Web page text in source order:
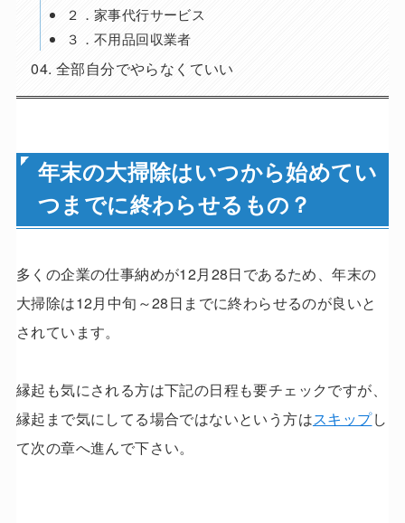
２．家事代行サービス
３．不用品回収業者
全部自分でやらなくていい
年末の大掃除はいつから始めてい
つまでに終わらせるもの？
多くの企業の仕事納めが12月28日であるため、年末の
大掃除は12月中旬～28日までに終わらせるのが良いと
されています。
縁起も気にされる方は下記の日程も要チェックですが、
縁起まで気にしてる場合ではないという方はスキップし
て次の章へ進んで下さい。